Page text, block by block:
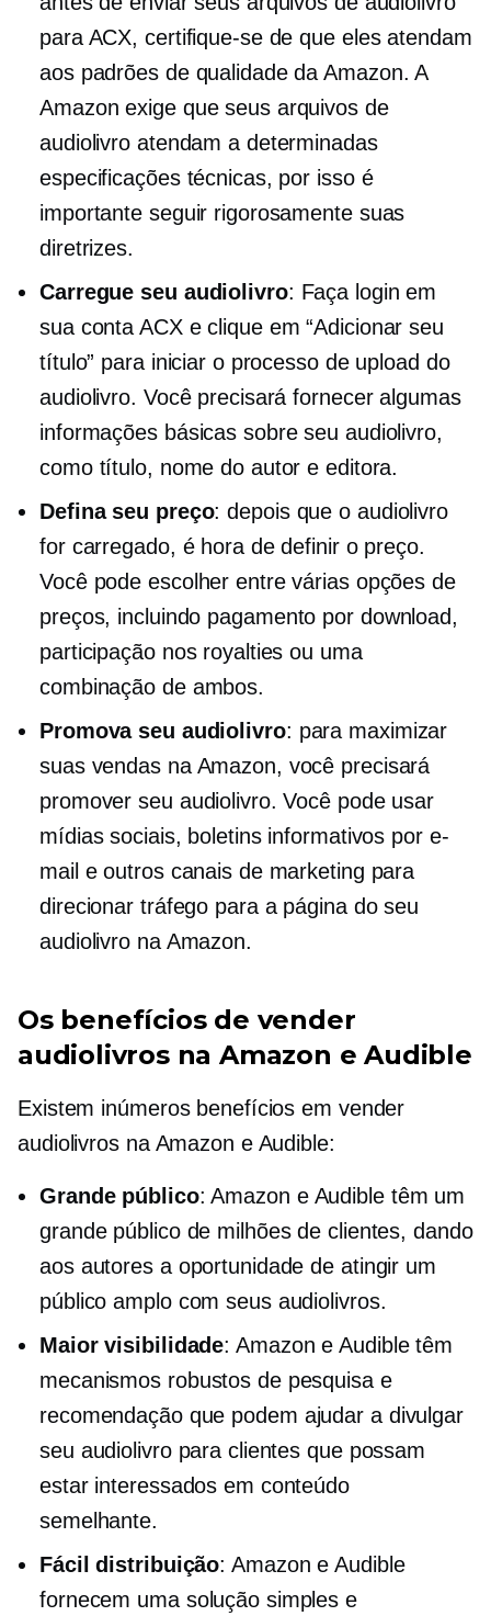
para ACX, certifique-se de que eles atendam
aos padrões de qualidade da Amazon. A
Amazon exige que seus arquivos de
audiolivro atendam a determinadas
especificações técnicas, por isso é
importante seguir rigorosamente suas
diretrizes.
Carregue seu audiolivro: Faça login em
sua conta ACX e clique em “Adicionar seu
título” para iniciar o processo de upload do
audiolivro. Você precisará fornecer algumas
informações básicas sobre seu audiolivro,
como título, nome do autor e editora.
Defina seu preço: depois que o audiolivro
for carregado, é hora de definir o preço.
Você pode escolher entre várias opções de
preços, incluindo pagamento por download,
participação nos royalties ou uma
combinação de ambos.
Promova seu audiolivro: para maximizar
suas vendas na Amazon, você precisará
promover seu audiolivro. Você pode usar
mídias sociais, boletins informativos por e-
mail e outros canais de marketing para
direcionar tráfego para a página do seu
audiolivro na Amazon.
Os benefícios de vender
audiolivros na Amazon e Audible
Existem inúmeros benefícios em vender
audiolivros na Amazon e Audible:
Grande público: Amazon e Audible têm um
grande público de milhões de clientes, dando
aos autores a oportunidade de atingir um
público amplo com seus audiolivros.
Maior visibilidade: Amazon e Audible têm
mecanismos robustos de pesquisa e
recomendação que podem ajudar a divulgar
seu audiolivro para clientes que possam
estar interessados ​​em conteúdo
semelhante.
Fácil distribuição: Amazon e Audible
fornecem uma solução simples e